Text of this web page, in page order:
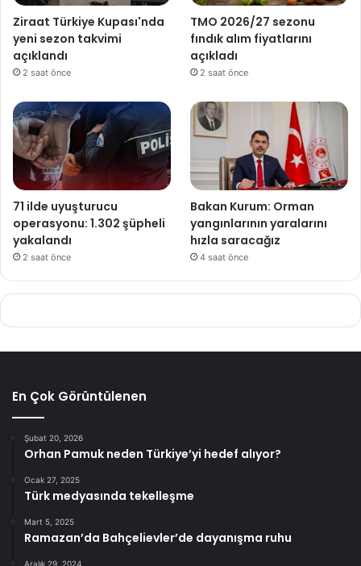
Ziraat Türkiye Kupası'nda
yeni sezon takvimi
açıklandı
2 saat önce
TMO 2026/27 sezonu
fındık alım fiyatlarını
açıkladı
2 saat önce
71 ilde uyuşturucu
operasyonu: 1.302 şüpheli
yakalandı
2 saat önce
Bakan Kurum: Orman
yangınlarının yaralarını
hızla saracağız
4 saat önce
En Çok Görüntülenen
Şubat 20, 2026
Orhan Pamuk neden Türkiye’yi hedef alıyor?
Ocak 27, 2025
Türk medyasında tekelleşme
Mart 5, 2025
Ramazan’da Bahçelievler’de dayanışma ruhu
Aralık 29, 2024